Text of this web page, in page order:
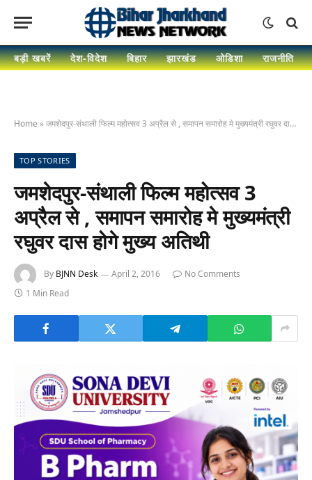
बड़ी खबरें देश-विदेश बिहार झारखंड ओडिशा राजनीति
Home »जमशेदपुर-संथाली फिल्म महोत्सव 3 अप्रैल से , समापन समारोह मे मुख्यमंत्री रघुवर दास होगे मुख्य अतिथी
TOP STORIES
जमशेदपुर-संथाली फिल्म महोत्सव 3
अप्रैल से , समापन समारोह मे मुख्यमंत्री
रघुवर दास होगे मुख्य अतिथी
By BJNN Desk April 2, 2016
No Comments
1 Min Read